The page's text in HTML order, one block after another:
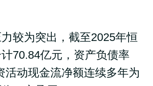
较为突出，截至2025年恒
70.84亿元，资产负债率
活动现金流净额连续多年为